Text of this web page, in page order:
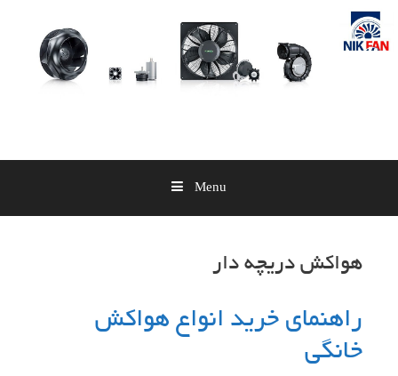
Skip
content
Menu
هواکش دریچه دار
راهنمای خرید انواع هواکش
خانگی